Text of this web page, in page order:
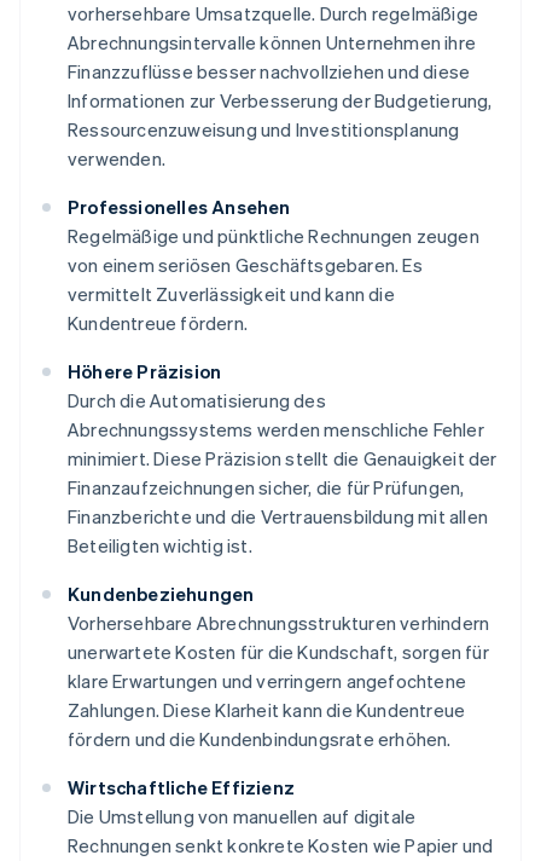
vorhersehbare Umsatzquelle. Durch regelmäßige
Abrechnungsintervalle können Unternehmen ihre
Finanzzuflüsse besser nachvollziehen und diese
Informationen zur Verbesserung der Budgetierung,
Ressourcenzuweisung und Investitionsplanung
verwenden.
Professionelles Ansehen
Regelmäßige und pünktliche Rechnungen zeugen
von einem seriösen Geschäftsgebaren. Es
vermittelt Zuverlässigkeit und kann die
Kundentreue fördern.
Höhere Präzision
Durch die Automatisierung des
Abrechnungssystems werden menschliche Fehler
minimiert. Diese Präzision stellt die Genauigkeit der
Finanzaufzeichnungen sicher, die für Prüfungen,
Finanzberichte und die Vertrauensbildung mit allen
Beteiligten wichtig ist.
Kundenbeziehungen
Vorhersehbare Abrechnungsstrukturen verhindern
unerwartete Kosten für die Kundschaft, sorgen für
klare Erwartungen und verringern angefochtene
Zahlungen. Diese Klarheit kann die Kundentreue
fördern und die Kundenbindungsrate erhöhen.
Wirtschaftliche Effizienz
Die Umstellung von manuellen auf digitale
Rechnungen senkt konkrete Kosten wie Papier und